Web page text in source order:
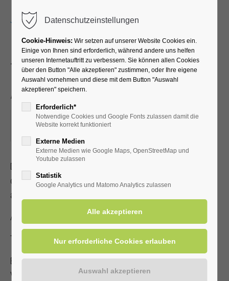
Trommeln mit Mama
Afrika
07.05.2024, 19:30–21:00
Die Lippstädter Trommelgruppe trifft sich regelmäßig, um
das afrikanische Trommelfeeling und Rhythmusübungen
aktiv zu erleben.
Alle Interessierte sind herzlich Willkommen!
Treffpunkt: vor der Kurhalle.
Bitte schauen Sie regelmäßig auf unsere Website, ob die
Veranstaltungen aktuell sind.
Datenschutzeinstellungen
Cookie-Hinweis: Wir setzen auf unserer Website Cookies ein.
Einige von Ihnen sind erforderlich, während andere uns helfen
unseren Internetauftritt zu verbessern. Sie können allen Cookies
über den Button "Alle akzeptieren" zustimmen, oder Ihre eigene
Auswahl vornehmen und diese mit dem Button "Auswahl
akzeptieren" speichern.
Erforderlich*
Notwendige Cookies und Google Fonts zulassen damit die
Website korrekt funktioniert
Externe Medien
Externe Medien wie Google Maps, OpenStreetMap und
Youtube zulassen
Statistik
Google Analytics und Matomo Analytics zulassen